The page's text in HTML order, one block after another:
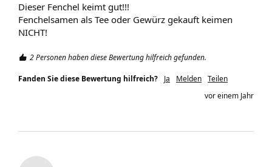
Dieser Fenchel keimt gut!!!
Fenchelsamen als Tee oder Gewürz gekauft keimen
NICHT!
2 Personen haben diese Bewertung hilfreich gefunden.
Fanden Sie diese Bewertung hilfreich? Ja Melden Teilen
vor einem Jahr